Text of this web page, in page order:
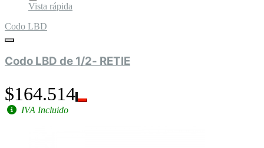
Vista rápida
Codo LBD
Codo LBD de 1/2- RETIE
$164.514
IVA Incluido